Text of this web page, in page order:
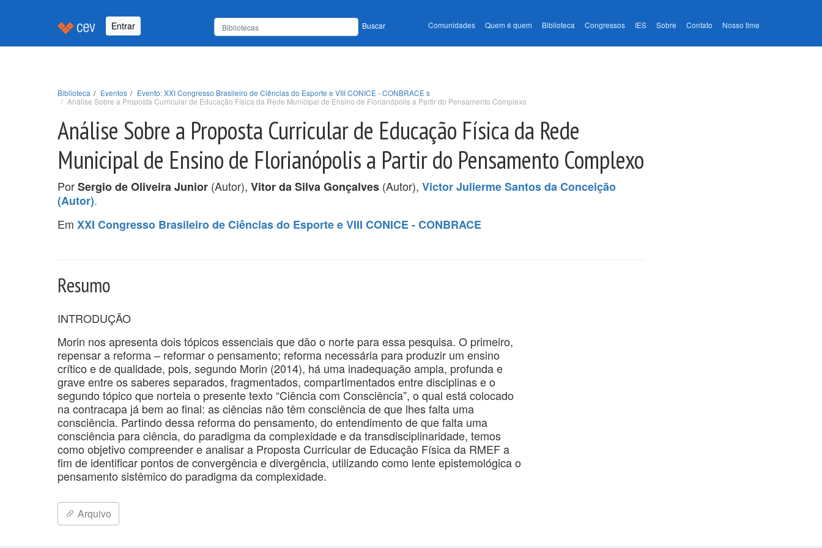
Entrar Buscar Comunidades Quem é quem Biblioteca Congressos IES Sobre Contato Nosso time
Biblioteca Eventos
Evento: XXI Congresso Brasileiro de Ciências do Esporte e VIII CONICE - CONBRACE s
Análise Sobre a Proposta Curricular de Educação Física da Rede Municipal de Ensino de Florianópolis a Partir do Pensamento Complexo
Análise Sobre a Proposta Curricular de Educação Física da Rede
Municipal de Ensino de Florianópolis a Partir do Pensamento Complexo
PorSergio de Oliveira Junior (Autor), Vitor da Silva Gonçalves (Autor), Victor Julierme Santos da Conceição
(Autor).
Em XXI Congresso Brasileiro de Ciências do Esporte e VIII CONICE - CONBRACE
Resumo
INTRODUÇÃO
Morin nos apresenta dois tópicos essenciais que dão o norte para essa pesquisa. O primeiro,
repensar a reforma – reformar o pensamento; reforma necessária para produzir um ensino
crítico e de qualidade, pois, segundo Morin (2014), há uma inadequação ampla, profunda e
grave entre os saberes separados, fragmentados, compartimentados entre disciplinas e o
segundo tópico que norteia o presente texto “Ciência com Consciência”, o qual está colocado
na contracapa já bem ao final: as ciências não têm consciência de que lhes falta uma
consciência. Partindo dessa reforma do pensamento, do entendimento de que falta uma
consciência para ciência, do paradigma da complexidade e da transdisciplinaridade, temos
como objetivo compreender e analisar a Proposta Curricular de Educação Física da RMEF a
fim de identificar pontos de convergência e divergência, utilizando como lente epistemológica o
pensamento sistêmico do paradigma da complexidade.
Arquivo